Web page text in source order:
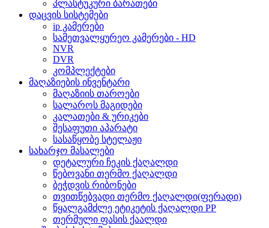
პლასტუკური ბარათები
დაცვის სისტემები
ip კამერები
სამეთვალყურეო კამერები - HD
NVR
DVR
კომპლექტები
მაღაზიების ინვენტარი
მაღაზიის თაროები
სალაროს მაგიდები
კალათები & ურიკები
შესაფუთი აპარატი
სასაწყობე სტელაჟი
სახარჯო მასალები
დეტალური ჩეკის ქაღალდი
წებოვანი თერმო ქაღალდი
ბეჭდვის რიბონები
თვითწებვადი თერმო ქაღალდი(ფერადი)
წყალგამძლე ეტიკეტის ქაღალდი PP
თერმული ფასის ქაალდი